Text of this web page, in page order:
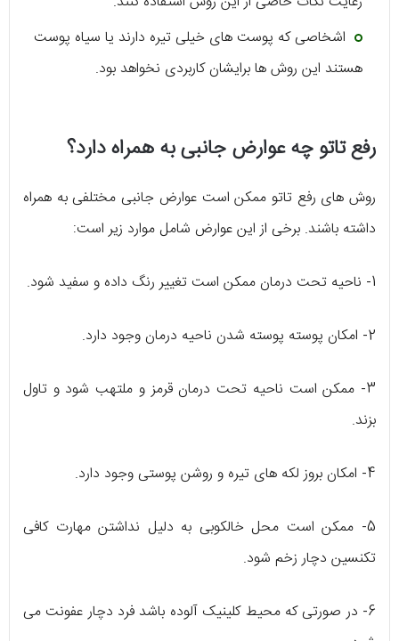
اشخاصی که پوست های خیلی تیره دارند یا سیاه پوست
هستند این روش ها برایشان کاربردی نخواهد بود.
رفع تاتو چه عوارض جانبی به همراه دارد؟
روش های رفع تاتو ممکن است عوارض جانبی مختلفی به همراه
داشته باشند. برخی از این عوارض شامل موارد زیر است:
1- ناحیه تحت درمان ممکن است تغییر رنگ داده و سفید شود.
2- امکان پوسته پوسته شدن ناحیه درمان وجود دارد.
3- ممکن است ناحیه تحت درمان قرمز و ملتهب شود و تاول
بزند.
4- امکان بروز لکه های تیره و روشن پوستی وجود دارد.
5- ممکن است محل خالکوبی به دلیل نداشتن مهارت کافی
تکنسین دچار زخم شود.
6- در صورتی که محیط کلینیک آلوده باشد فرد دچار عفونت می